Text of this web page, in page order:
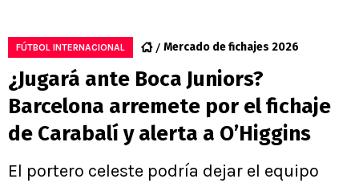
FÚTBOL INTERNACIONAL Mercado de fichajes 2026
¿Jugará ante Boca Juniors?
Barcelona arremete por el fichaje
de Carabalí y alerta a O’Higgins
El portero celeste podría dejar el equipo